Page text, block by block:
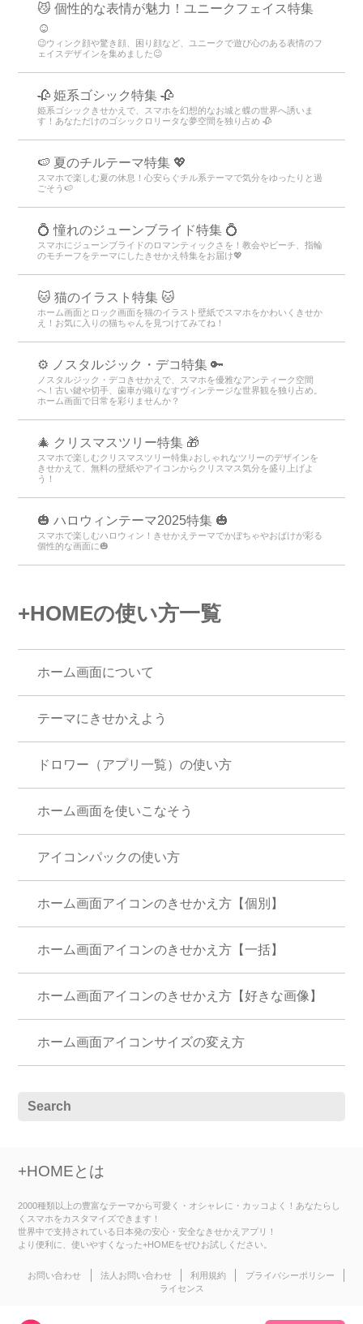
😼 個性的な表情が魅力！ユニークフェイス特集
☺️
😉ウィンク顔や驚き顔、困り顔など、ユニークで遊び心のある表情のフ
ェイスデザインを集めました😉
🥀 姫系ゴシック特集 🥀
姫系ゴシックきせかえで、スマホを幻想的なお城と蝶の世界へ誘いま
す！あなただけのゴシックロリータな夢空間を独り占め 🥀
🍉 夏のチルテーマ特集 💖
スマホで楽しむ夏の休息！心安らぐチル系テーマで気分をゆったりと過
ごそう🍉
💍 憧れのジューンブライド特集 💍
スマホにジューンブライドのロマンティックさを！教会やビーチ、指輪
のモチーフをテーマにしたきせかえ特集をお届け💖
🐱 猫のイラスト特集 🐱
ホーム画面とロック画面を猫のイラスト壁紙でスマホをかわいくきせか
え！お気に入りの猫ちゃんを見つけてみてね！
⚙️ ノスタルジック・デコ特集 🔑
ノスタルジック・デコきせかえで、スマホを優雅なアンティーク空間
へ！古い鍵や切手、歯車が織りなすヴィンテージな世界観を独り占め。
ホーム画面で日常を彩りませんか？
🎄 クリスマスツリー特集 🎁
スマホで楽しむクリスマスツリー特集♪おしゃれなツリーのデザインを
きせかえて、無料の壁紙やアイコンからクリスマス気分を盛り上げよ
う！
🎃 ハロウィンテーマ2025特集 🎃
スマホで楽しむハロウィン！きせかえテーマでかぼちゃやおばけが彩る
個性的な画面に🎃
+HOMEの使い方一覧
ホーム画面について
テーマにきせかえよう
ドロワー（アプリ一覧）の使い方
ホーム画面を使いこなそう
アイコンパックの使い方
ホーム画面アイコンのきせかえ方【個別】
ホーム画面アイコンのきせかえ方【一括】
ホーム画面アイコンのきせかえ方【好きな画像】
ホーム画面アイコンサイズの変え方
+HOMEとは
2000種類以上の豊富なテーマから可愛く・オシャレに・カッコよく！あなたらし
くスマホをカスタマイズできます！
世界中で支持されている日本発の安心・安全なきせかえアプリ！
より便利に、使いやすくなった+HOMEをぜひお試しください。
お問い合わせ 法人お問い合わせ 利用規約
プライバシーポリシー
ライセンス